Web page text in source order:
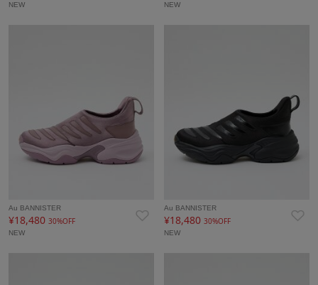
NEW NEW
Au BANNISTER
¥18,480 30%OFF
NEW
Au BANNISTER
¥18,480 30%OFF
NEW